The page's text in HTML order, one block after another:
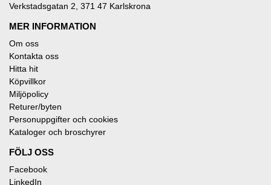
Verkstadsgatan 2, 371 47 Karlskrona
MER INFORMATION
Om oss
Kontakta oss
Hitta hit
Köpvillkor
Miljöpolicy
Returer/byten
Personuppgifter och cookies
Kataloger och broschyrer
FÖLJ OSS
Facebook
LinkedIn